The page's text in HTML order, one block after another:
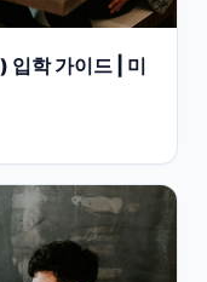
학 가이드 | 미